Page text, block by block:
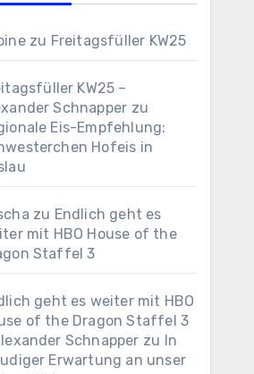
zu Freitagsfüller KW25
KW25 –
Schnapper zu
Eis-Empfehlung:
Hofeis in
zu Endlich geht es
mit HBO House of the
Staffel 3
geht es weiter mit HBO
of the Dragon Staffel 3
Schnapper zu In
Erwartung an unser